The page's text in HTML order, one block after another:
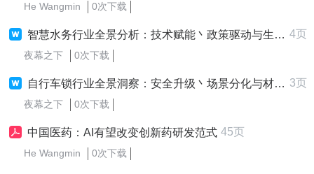
He Wangmin 0次下载
智慧水务行业全景分析：技术赋能丶政策驱动与生态重构下的增长新范式 4页
夜幕之下 0次下载
自行车锁行业全景洞察：安全升级丶场景分化与材料革命下的增长新范式 3页
夜幕之下 0次下载
中国医药：AI有望改变创新药研发范式 45页
He Wangmin 0次下载